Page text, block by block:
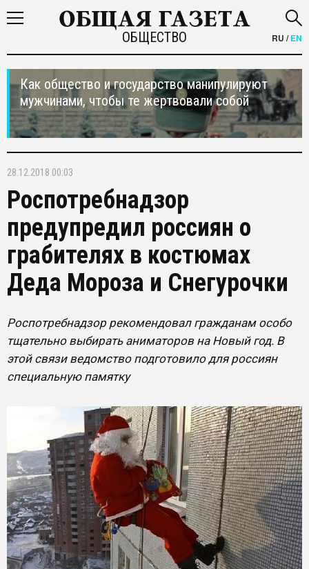
ОБЩЕСТВО RU /EN
Как общество и государство манипулируют
мужчинами, чтобы те жертвовали собой
28.12.2018 00:03
Роспотребнадзор
предупредил россиян о
грабителях в костюмах
Деда Мороза и Снегурочки
Роспотребнадзор рекомендовал гражданам особо
тщательно выбирать аниматоров на Новый год. В
этой связи ведомство подготовило для россиян
специальную памятку